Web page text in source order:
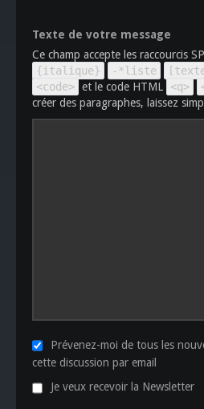
Texte de votre message
Ce champ accepte les raccourcis
{italique}
-*liste
<code> et le code HTML <q>
créer des paragraphes, laissez
Prévenez-moi de tous les
cette discussion par email
Je veux recevoir la Newsletter